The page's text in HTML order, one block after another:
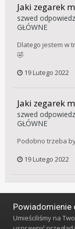
Jaki zegarek
szwed
GŁÓWNE
Dlatego jestem w
🤣
19 Lutego 2022
Jaki zegarek
szwed
GŁÓWNE
Podobno trzeba
19 Lutego 2022
Język
Klub
Powiadomienie
Umieściliśmy na